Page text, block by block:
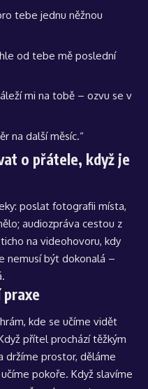
tebe jednu něžnou
od tebe mě poslední
mi na tobě – ozvu se v
na další měsíc.“
o přátele, když je
poslat fotografii místa,
audiozpráva cestou z
na videohovoru, kdy
nemusí být dokonalá –
praxe
kde se učíme vidět
přítel prochází těžkým
držíme prostor, děláme
pokoře. Když slavíme